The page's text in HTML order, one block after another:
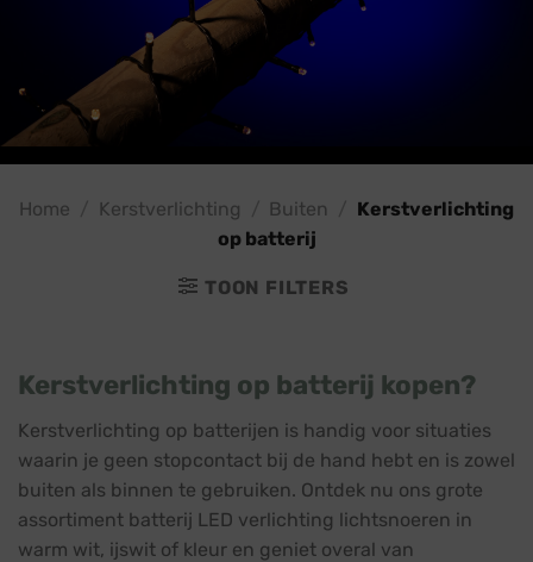
Home Kerstverlichting Buiten
Kerstverlichting
op batterij
TOON FILTERS
Kerstverlichting op batterij kopen?
Kerstverlichting op batterijen is handig voor situaties
waarin je geen stopcontact bij de hand hebt en is zowel
buiten als binnen te gebruiken. Ontdek nu ons grote
assortiment batterij LED verlichting lichtsnoeren in
warm wit, ijswit of kleur en geniet overal van